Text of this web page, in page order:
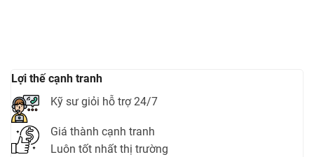
Lợi thế cạnh tranh
Kỹ sư giỏi hỗ trợ 24/7
Giá thành cạnh tranh
Luôn tốt nhất thị trường